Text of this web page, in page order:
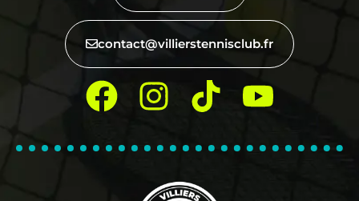
contact@villierstennisclub.fr